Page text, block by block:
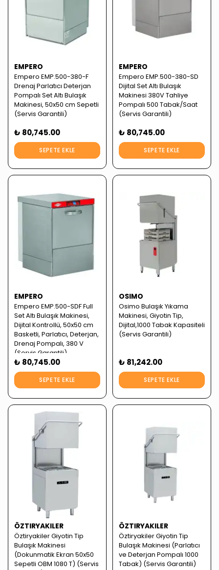
EMPERO
Empero EMP.500-380-F
Drenaj Parlatıcı Deterjan
Pompalı Set Altı Bulaşık
Makinesi, 50x50 cm Sepetli
(Servis Garantili)
₺ 80,745.00
SEPETE EKLE
EMPERO
Empero EMP.500-380-SD
Dijital Set Altı Bulaşık
Makinesi 380V Tahliye
Pompalı 500 Tabak/Saat
(Servis Garantili)
₺ 80,745.00
SEPETE EKLE
EMPERO
Empero EMP.500-SDF Full
Set Altı Bulaşık Makinesi,
Dijital Kontrollü, 50x50 cm
Basketli, Parlatıcı, Deterjan,
Drenaj Pompalı, 380 V
(Servis Garantili)
₺ 80,745.00
SEPETE EKLE
OSIMO
Osimo Bulaşık Yıkama
Makinesi, Giyotin Tip,
Dijital,1000 Tabak Kapasiteli
(Servis Garantili)
₺ 81,242.00
SEPETE EKLE
ÖZTIRYAKILER
Öztiryakiler Giyotin Tip
Bulaşık Makinesi
(Dokunmatik Ekran 50x50
Sepetli OBM 1080 T) (Servis
ÖZTIRYAKILER
Öztiryakiler Giyotin Tip
Bulaşık Makinesi (Parlatıcı
ve Deterjan Pompalı 1000
Tabak) (Servis Garantili)